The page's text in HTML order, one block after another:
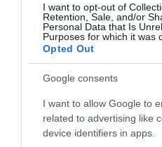
I want to opt-out of
Retention, Sale, and/or
Personal Data that Is
Purposes for which it was
Opted Out
Google consents
I want to allow Google to
related to advertising like
device identifiers in apps.
ονόματος Υπερίων και
mission patch δείχνει
τέτοιο έργο να
Είναι η καλύτερη
να δημιουργεί, να
τεχνολογία αιχμής,